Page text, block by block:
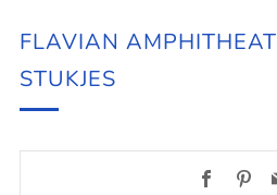
FLAVIAN
STUKJES